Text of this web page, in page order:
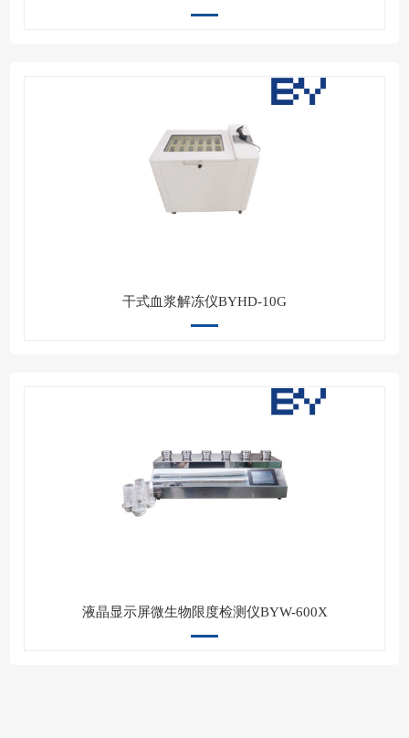
干式血浆解冻仪BYHD-10G
液晶显示屏微生物限度检测仪BYW-600X